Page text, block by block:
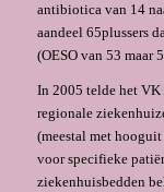
antibiotica van 14
aandeel 65plussers
(OESO van 53 maar
In 2005 telde het
regionale
(meestal met
voor specifieke
ziekenhuisbedden